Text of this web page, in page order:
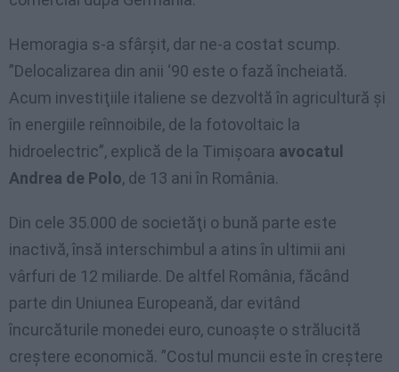
Hemoragia s-a sfârşit, dar ne-a costat scump.
”Delocalizarea din anii ‘90 este o fază încheiată.
Acum investiţiile italiene se dezvoltă în agricultură şi
în energiile reînnoibile, de la fotovoltaic la
hidroelectric”, explică de la Timişoara avocatul
Andrea de Polo, de 13 ani în România.
Din cele 35.000 de societăţi o bună parte este
inactivă, însă interschimbul a atins în ultimii ani
vârfuri de 12 miliarde. De altfel România, făcând
parte din Uniunea Europeană, dar evitând
încurcăturile monedei euro, cunoaşte o strălucită
creştere economică. ”Costul muncii este în creştere